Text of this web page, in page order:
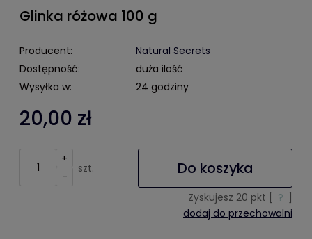
Glinka różowa 100 g
Producent:
Natural Secrets
Dostępność:
duża ilość
Wysyłka w:
24 godziny
20,00 zł
+
-
szt. Do koszyka
Zyskujesz 20 pkt [ ? ]
dodaj do przechowalni